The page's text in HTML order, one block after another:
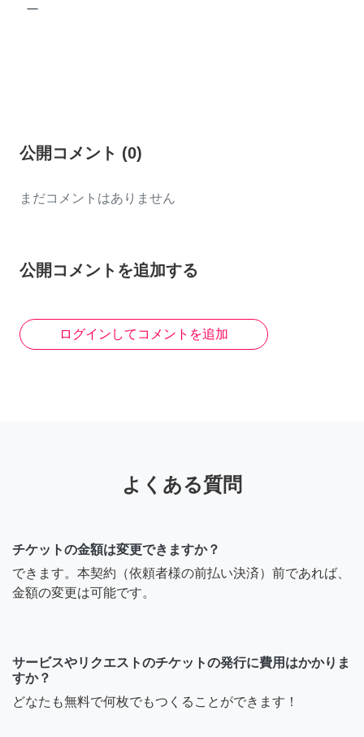
ー
公開コメント (0)
まだコメントはありません
公開コメントを追加する
ログインしてコメントを追加
よくある質問
チケットの金額は変更できますか？
できます。本契約（依頼者様の前払い決済）前であれば、
金額の変更は可能です。
サービスやリクエストのチケットの発行に費用はかかりま
すか？
どなたも無料で何枚でもつくることができます！